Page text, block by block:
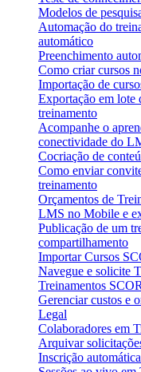
Modelos de
Automação do
automático
Preenchimento
Como criar cursos
Importação de
Exportação em lote
treinamento
Acompanhe o
conectividade do
Cocriação de
Como enviar
treinamento
Orçamentos de
LMS no Mobile e
Publicação de um
compartilhamento
Importar Cursos
Navegue e solicite
Treinamentos
Gerenciar custos e
Legal
Colaboradores em
Arquivar
Inscrição